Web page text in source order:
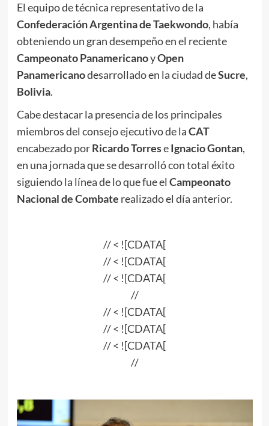
El equipo de técnica representativo de la
Confederación Argentina de Taekwondo, había
obteniendo un gran desempeño en el reciente
Campeonato PanamericanoyOpen
Panamericanodesarrollado en la ciudad deSucre,
Bolivia.
Cabe destacar la presencia de los principales
miembros del consejo ejecutivo de laCAT
encabezado porRicardo TorreseIgnacio Gontan,
en una jornada que se desarrolló con total éxito
siguiendo la línea de lo que fue el Campeonato
Nacional de Combate realizado el día anterior.
// < ![CDATA[
// < ![CDATA[
// < ![CDATA[
//
// < ![CDATA[
// < ![CDATA[
// < ![CDATA[
//